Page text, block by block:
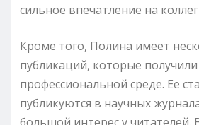
сильное впечатление на
Кроме того, Полина имеет
публикаций, которые
профессиональной среде. Ее
публикуются в научных